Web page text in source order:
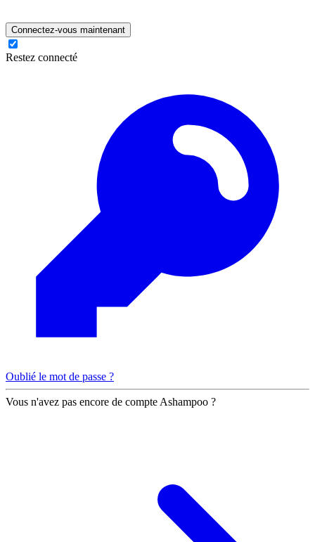
Connectez-vous maintenant
Restez connecté
Oublié le mot de passe ?
Vous n'avez pas encore de compte Ashampoo ?